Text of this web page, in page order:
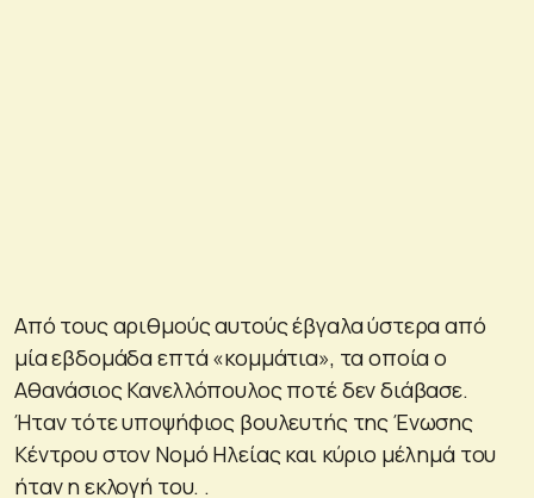
Από τους αριθμούς αυτούς έβγαλα ύστερα από
μία εβδομάδα επτά «κομμάτια», τα οποία ο
Αθανάσιος Κανελλόπουλος ποτέ δεν διάβασε.
Ήταν τότε υποψήφιος βουλευτής της Ένωσης
Κέντρου στον Νομό Ηλείας και κύριο μέλημά του
ήταν η εκλογή του. .